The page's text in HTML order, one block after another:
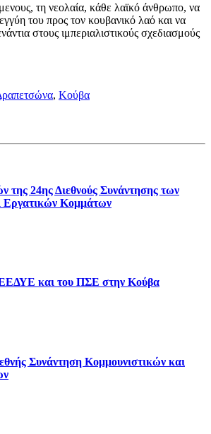
τη νεολαία, κάθε λαϊκό άνθρωπο, να
του προς τον κουβανικό λαό και να
στους ιμπεριαλιστικούς σχεδιασμούς
, Κούβα
της 24ης Διεθνούς Συνάντησης των
Εργατικών Κομμάτων
ΕΕΔΥΕ και του ΠΣΕ στην Κούβα
Συνάντηση Κομμουνιστικών και